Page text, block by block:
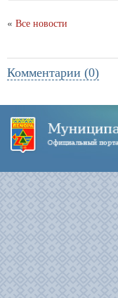
« Все новости
Комментарии (0)